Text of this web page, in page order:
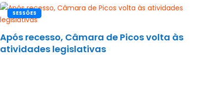
SESSÕES
Após recesso, Câmara de Picos volta às
atividades legislativas